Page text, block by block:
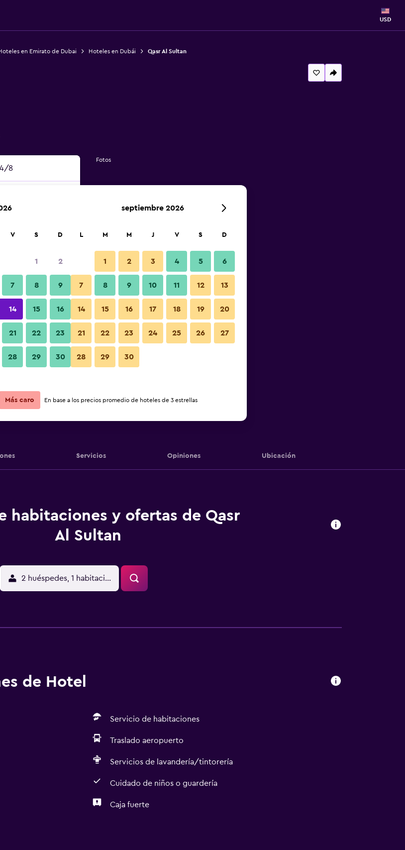
USD
en Emirato de Dubai Hoteles en Dubái Qasr Al Sultan
8
Ver precios
Ver precios
Fotos
Servicios Opiniones Ubicación
habitaciones y ofertas de Qasr
Al Sultan
2 huéspedes, 1 habitación
de Hotel
Servicio de habitaciones
Traslado aeropuerto
Servicios de lavandería/tintorería
Cuidado de niños o guardería
Caja fuerte
V S D
1 2
7 8 9
14 15 16
21 22 23
28 29 30
septiembre 2026
L M M J V S D
1 2 3 4 5 6
7 8 9 10 11 12 13
14 15 16 17 18 19 20
21 22 23 24 25 26 27
28 29 30
Más caro En base a los precios promedio de hoteles de 3 estrellas